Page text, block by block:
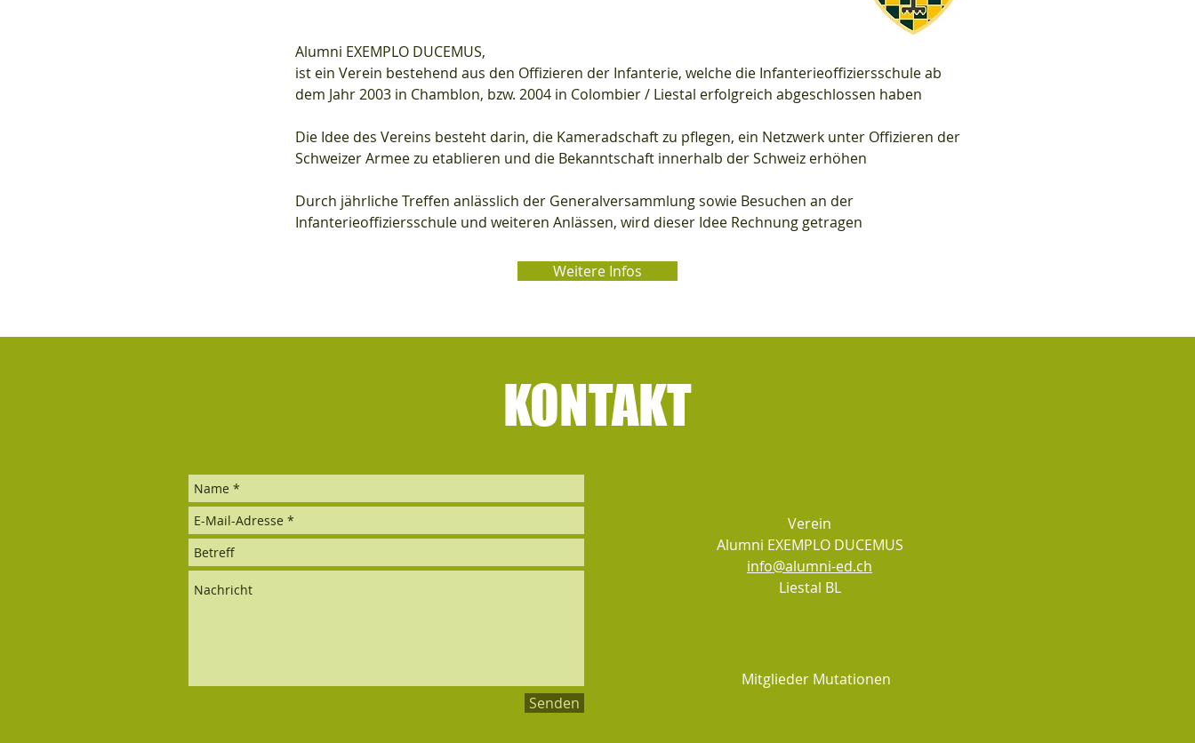
KONTAKT
Senden
Verein
Alumni EXEMPLO DUCEMUS
info@alumni-ed.ch
Liestal BL
Mitglieder Mutationen
Alumni EXEMPLO DUCEMUS,
ist ein Verein bestehend aus den Offizieren der Infanterie, welche die Infanterieoffiziersschule ab
dem Jahr 2003 in Chamblon, bzw. 2004 in Colombier / Liestal erfolgreich abgeschlossen haben
Die Idee des Vereins besteht darin, die Kameradschaft zu pflegen, ein Netzwerk unter Offizieren der
Schweizer Armee zu etablieren und die Bekanntschaft innerhalb der Schweiz erhöhen
Durch jährliche Treffen anlässlich der Generalversammlung sowie Besuchen an der
Infanterieoffiziersschule und weiteren Anlässen, wird dieser Idee Rechnung getragen
Weitere Infos